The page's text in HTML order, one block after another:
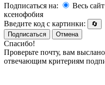
Подписаться на:
Весь сайт
ксенофобия
Введите код с картинки:
🔄
Подписаться
Отмена
Спасибо!
Проверьте почту, вам
отвечающим критериям